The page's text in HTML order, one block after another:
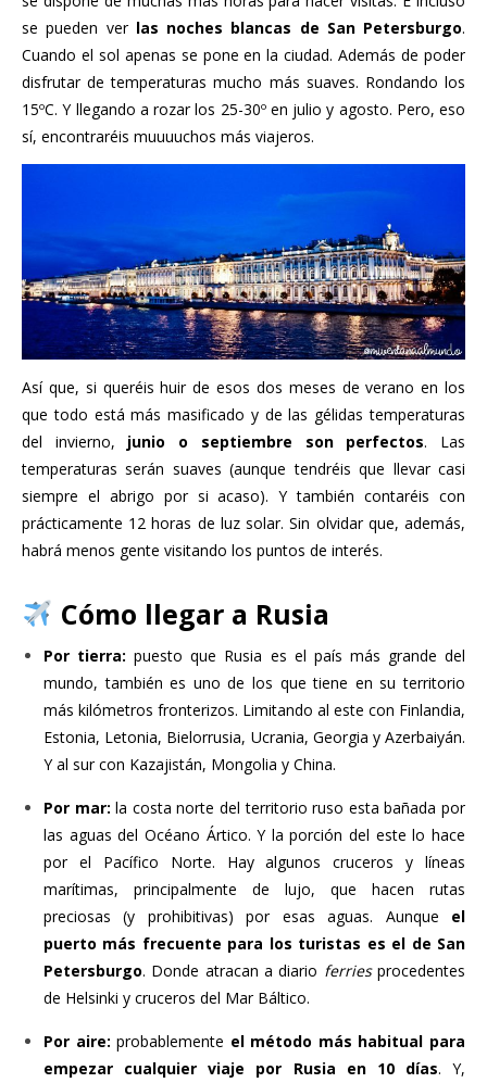
se pueden ver las noches blancas de San Petersburgo.
Cuando el sol apenas se pone en la ciudad. Además de poder
disfrutar de temperaturas mucho más suaves. Rondando los
15ºC. Y llegando a rozar los 25-30º en julio y agosto. Pero, eso
sí, encontraréis muuuuchos más viajeros.
Así que, si queréis huir de esos dos meses de verano en los
que todo está más masificado y de las gélidas temperaturas
del invierno, junio o septiembre son perfectos. Las
temperaturas serán suaves (aunque tendréis que llevar casi
siempre el abrigo por si acaso). Y también contaréis con
prácticamente 12 horas de luz solar. Sin olvidar que, además,
habrá menos gente visitando los puntos de interés.
Cómo llegar a Rusia
Por tierra: puesto que Rusia es el país más grande del
mundo, también es uno de los que tiene en su territorio
más kilómetros fronterizos. Limitando al este con Finlandia,
Estonia, Letonia, Bielorrusia, Ucrania, Georgia y Azerbaiyán.
Y al sur con Kazajistán, Mongolia y China.
Por mar: la costa norte del territorio ruso esta bañada por
las aguas del Océano Ártico. Y la porción del este lo hace
por el Pacífico Norte. Hay algunos cruceros y líneas
marítimas, principalmente de lujo, que hacen rutas
preciosas (y prohibitivas) por esas aguas. Aunque el
puerto más frecuente para los turistas es el de San
Petersburgo. Donde atracan a diario ferriesprocedentes
de Helsinki y cruceros del Mar Báltico.
Por aire: probablemente el método más habitual para
empezar cualquier viaje por Rusia en 10 días. Y,